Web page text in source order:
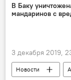
В Баку
мандаринов с
3 декабря 2019,
Новости